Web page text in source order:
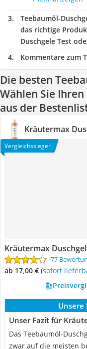
Teebaumöl-
das richtige
Duschgele Test
Kommentare zum
Die besten
Wählen Sie
aus der
Kräutermax
Vergleichssieger
Kräutermax
77
ab 17,00 € ( Sofort
Unsere
Unser Fazit für
Das Teebaumöl-
zwar auf die meisten